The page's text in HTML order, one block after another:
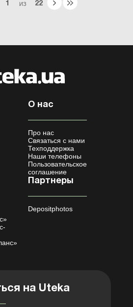
1 ИЗ 22
О нас
Про нас
Связаться с нами
Техподдержка
Наши телефоны
Пользовательское
соглашение
Партнеры
Depositphotos
на Uteka